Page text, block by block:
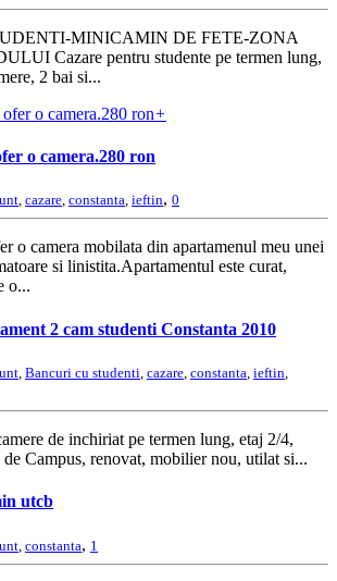
MINICAMIN DE FETE-ZONA
Cazare pentru studente pe termen lung,
2 bai si...
+
o camera.280 ron
, cazare, constanta, ieftin, 0
o camera mobilata din apartamenul meu unei
si linistita.Apartamentul este curat,
o...
2 cam studenti Constanta 2010
, Bancuri cu studenti, cazare, constanta, ieftin,
de inchiriat pe termen lung, etaj 2/4,
de Campus, renovat, mobilier nou, utilat si...
utcb
constanta, 1